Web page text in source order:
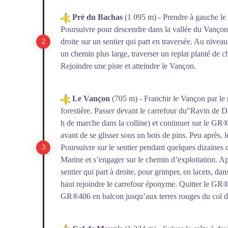
Pré du Bachas (1 095 m) - Prendre à gauche
Poursuivre pour descendre dans la vallée du
droite sur un sentier qui part en traversée. Au
un chemin plus large, traverser un replat planté de
Rejoindre une piste et atteindre le Vançon.
Le Vançon (705 m) - Franchir le Vançon par le
forestière. Passer devant le carrefour du"Ravin de
h de marche dans la colline) et continuer sur le
avant de se glisser sous un bois de pins. Peu après,
Poursuivre sur le sentier pendant quelques
Marine et s’engager sur le chemin d’exploitation.
sentier qui part à droite, pour grimper, en lacets,
haut rejoindre le carrefour éponyme. Quitter le
GR®406 en balcon jusqu’aux terres rouges du col